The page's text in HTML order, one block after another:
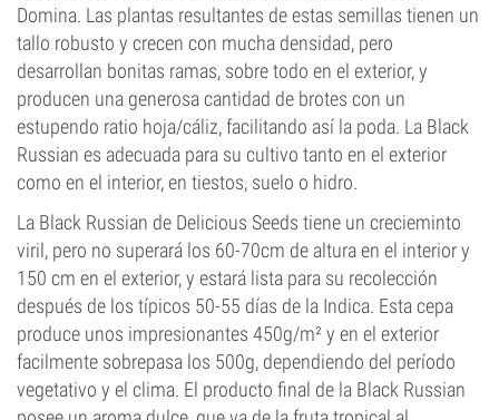
Domina. Las plantas resultantes de estas semillas tienen un
tallo robusto y crecen con mucha densidad, pero
desarrollan bonitas ramas, sobre todo en el exterior, y
producen una generosa cantidad de brotes con un
estupendo ratio hoja/cáliz, facilitando así la poda. La Black
Russian es adecuada para su cultivo tanto en el exterior
como en el interior, en tiestos, suelo o hidro.
La Black Russian de Delicious Seeds tiene un crecieminto
viril, pero no superará los 60-70cm de altura en el interior y
150 cm en el exterior, y estará lista para su recolección
después de los típicos 50-55 días de la Indica. Esta cepa
produce unos impresionantes 450g/m² y en el exterior
facilmente sobrepasa los 500g, dependiendo del período
vegetativo y el clima. El producto final de la Black Russian